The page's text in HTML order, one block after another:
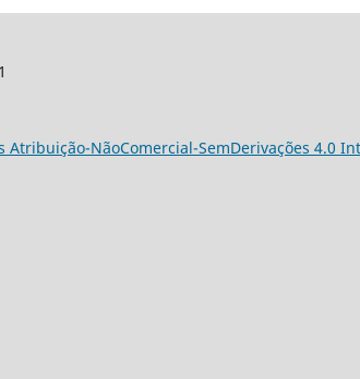
Atribuição-NãoComercial-SemDerivações 4.0